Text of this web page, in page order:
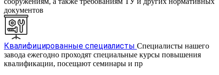
документов
Квалифицированные специалисты Специалисты нашего
завода ежегодно проходят специальные курсы повышения
квалификации, посещают семинары и пр